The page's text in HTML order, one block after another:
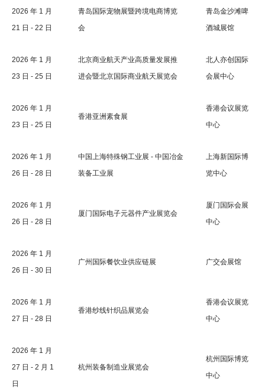
2026 年 1 月
21 日 - 22 日
青岛国际宠物展暨跨境电商博览
会
青岛金沙滩啤
酒城展馆
2026 年 1 月
23 日 - 25 日
北京商业航天产业高质量发展推
进会暨北京国际商业航天展览会
北人亦创国际
会展中心
2026 年 1 月
23 日 - 25 日
香港亚洲素食展
香港会议展览
中心
2026 年 1 月
26 日 - 28 日
中国上海特殊钢工业展 - 中国冶金
装备工业展
上海新国际博
览中心
2026 年 1 月
26 日 - 28 日
厦门国际电子元器件产业展览会
厦门国际会展
中心
2026 年 1 月
26 日 - 30 日
广州国际餐饮业供应链展 广交会展馆
2026 年 1 月
27 日 - 28 日
香港纱线针织品展览会
香港会议展览
中心
2026 年 1 月
27 日 - 2 月 1
日
杭州装备制造业展览会
杭州国际博览
中心